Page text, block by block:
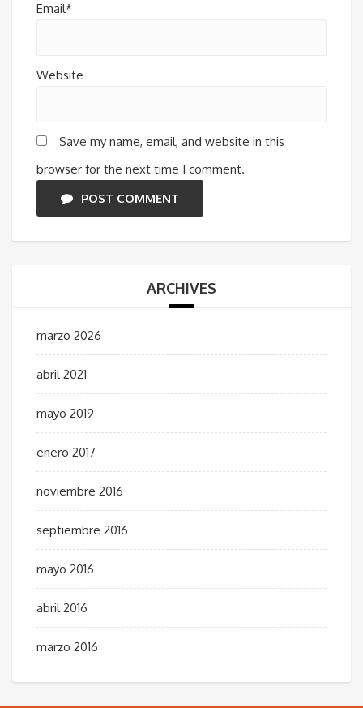
Email*
Website
Save my name, email, and website in this
browser for the next time I comment.
POST COMMENT
ARCHIVES
marzo 2026
abril 2021
mayo 2019
enero 2017
noviembre 2016
septiembre 2016
mayo 2016
abril 2016
marzo 2016